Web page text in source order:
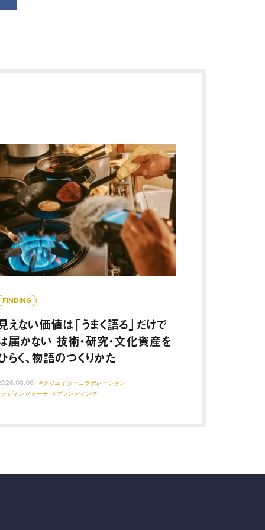
入試広報事例 ──夜ふかし大学 オンライン 特別編
FINDING
えない価値は「うまく語る」だけで
届かない 技術・研究・文化資産を
らく、物語のつくりかた
#クリエイターコラボレーション
ザインリサーチ
#ブランディング
えない価値は「うまく語る」だけでは届かない 技術・研究